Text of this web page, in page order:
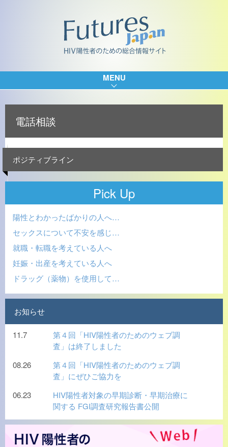
MENU
電話相談
ポジティブライン
Pick Up
陽性とわかったばかりの人へ…
セックスについて不安を感じ…
就職・転職を考えている人へ
妊娠・出産を考えている人へ
ドラッグ（薬物）を使用して…
お知らせ
11.7
第４回「HIV陽性者のためのウェブ調
査」は終了しました
08.26
第４回「HIV陽性者のためのウェブ調
査」にぜひご協力を
06.23
HIV陽性者対象の早期診断・早期治療に
関する FGI調査研究報告書公開